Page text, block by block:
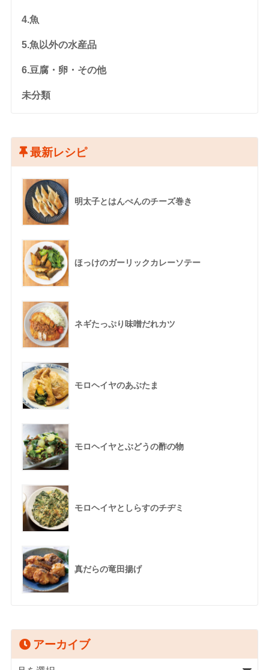
4.魚
5.魚以外の水産品
6.豆腐・卵・その他
未分類
最新レシピ
明太子とはんぺんのチーズ巻き
ほっけのガーリックカレーソテー
ネギたっぷり味噌だれカツ
モロヘイヤのあぶたま
モロヘイヤとぶどうの酢の物
モロヘイヤとしらすのチヂミ
真だらの竜田揚げ
アーカイブ